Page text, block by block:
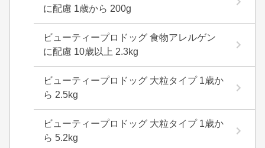
に配慮 1歳から 200g
ビューティープロドッグ 食物アレルゲン
に配慮 10歳以上 2.3kg
ビューティープロドッグ 大粒タイプ 1歳か
ら 2.5kg
ビューティープロドッグ 大粒タイプ 1歳か
ら 5.2kg